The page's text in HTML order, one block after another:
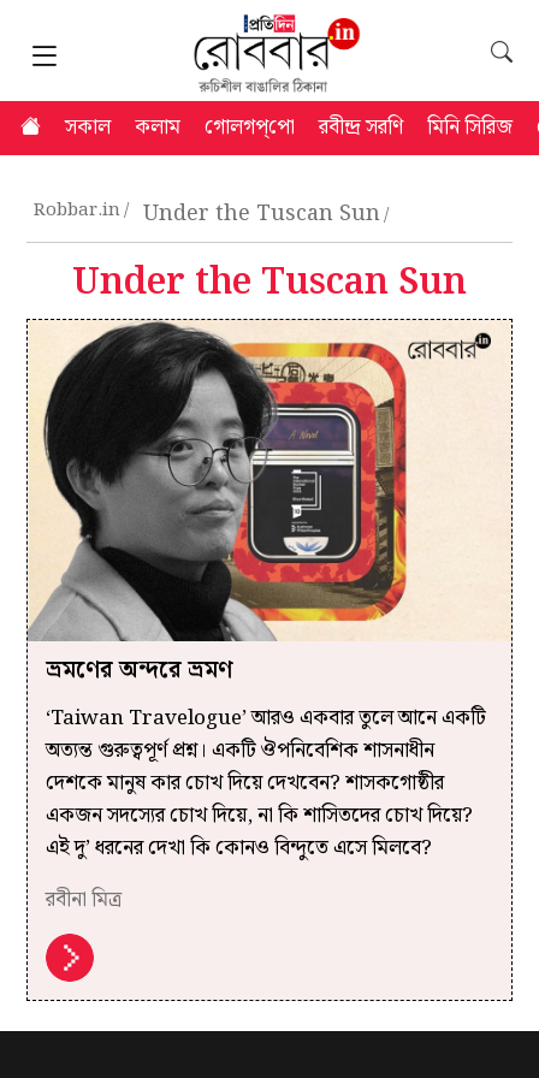
সকাল কলাম গোলগপ্‌পো রবীন্দ্র সরণি মিনি সিরিজ
Robbar.in Under the Tuscan Sun
Under the Tuscan Sun
ভ্রমণের অন্দরে ভ্রমণ
‘Taiwan Travelogue’ আরও একবার তুলে আনে একটি
অত্যন্ত গুরুত্বপূর্ণ প্রশ্ন। একটি ঔপনিবেশিক শাসনাধীন
দেশকে মানুষ কার চোখ দিয়ে দেখবেন? শাসকগোষ্ঠীর
একজন সদস্যের চোখ দিয়ে, না কি শাসিতদের চোখ দিয়ে?
এই দু’ ধরনের দেখা কি কোনও বিন্দুতে এসে মিলবে?
রবীনা মিত্র